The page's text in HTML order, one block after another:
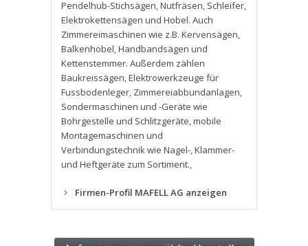
Pendelhub-Stichsägen,Nutfräsen, Schleifer,
Elektrokettensägen und Hobel. Auch
Zimmereimaschinen wie z.B. Kervensägen,
Balkenhobel,Handbandsägen und
Kettenstemmer. Außerdem zählen
Baukreissägen,Elektrowerkzeuge für
Fussbodenleger, Zimmereiabbundanlagen,
Sondermaschinen und -Geräte wie
Bohrgestelle und Schlitzgeräte,mobile
Montagemaschinen und
Verbindungstechnik wie Nagel-,Klammer-
und Heftgeräte zum Sortiment.,
Firmen-Profil MAFELL AG anzeigen